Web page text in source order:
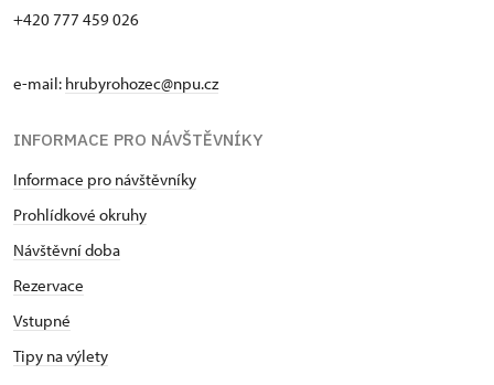
+420 777 459 026
e-mail: hrubyrohozec@npu.cz
INFORMACE PRO NÁVŠTĚVNÍKY
Informace pro návštěvníky
Prohlídkové okruhy
Návštěvní doba
Rezervace
Vstupné
Tipy na výlety